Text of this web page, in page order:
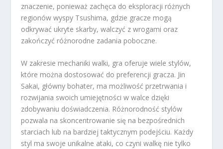
znaczenie, ponieważ zachęca do eksploracji różnych
regionów wyspy Tsushima, gdzie gracze mogą
odkrywać ukryte skarby, walczyć z wrogami oraz
zakończyć różnorodne zadania poboczne.
W zakresie mechaniki walki, gra oferuje wiele stylów,
które można dostosować do preferencji gracza. Jin
Sakai, główny bohater, ma możliwość przetrwania i
rozwijania swoich umiejętności w walce dzięki
zdobywaniu doświadczenia. Różnorodność stylów
pozwala na skoncentrowanie się na bezpośrednich
starciach lub na bardziej taktycznym podejściu. Każdy
styl ma swoje unikalne ataki, co czyni walkę nie tylko